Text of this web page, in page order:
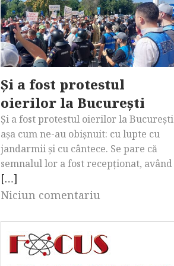
Și a fost protestul
oierilor la București
Și a fost protestul oierilor la București
așa cum ne-au obișnuit: cu lupte cu
jandarmii și cu cântece. Se pare că
semnalul lor a fost recepționat, având
[…]
Niciun comentariu